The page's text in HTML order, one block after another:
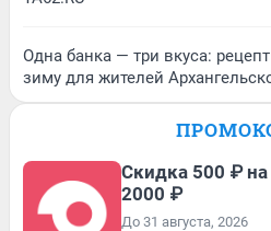
Одна банка — три вкуса:
зиму для жителей
Скидка 500 ₽
2000 ₽
До 31 августа, 2026